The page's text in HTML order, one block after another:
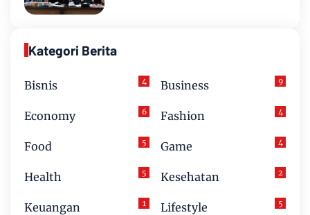
Kategori Berita
Bisnis 4 Business 9
Economy 6 Fashion 4
Food 5 Game 4
Health 5 Kesehatan 2
Keuangan 1 Lifestyle 5